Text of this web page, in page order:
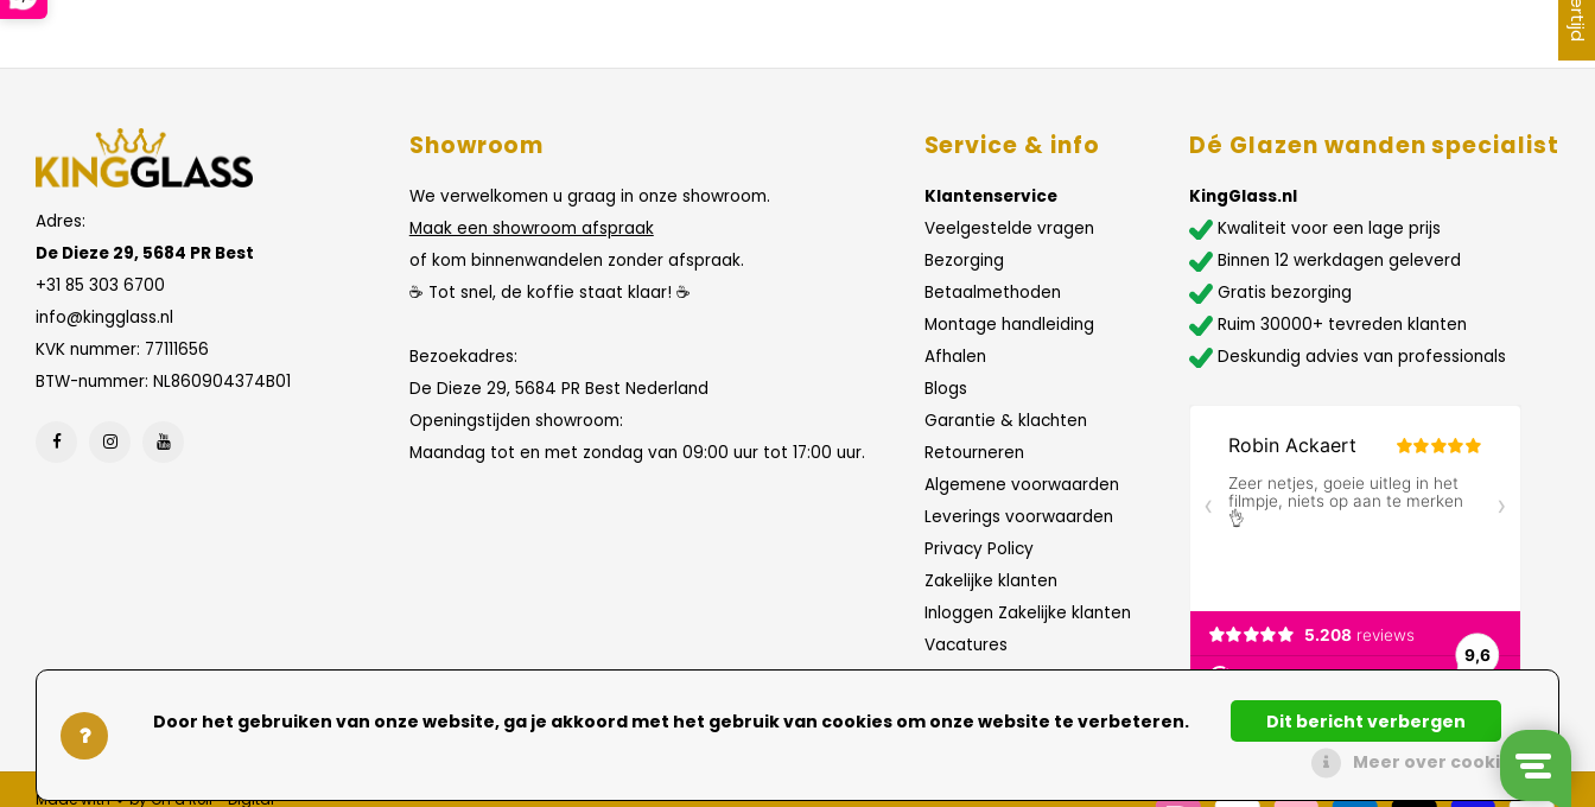
Adres:
De Dieze 29, 5684 PR Best
+31 85 303 6700
info@kingglass.nl
KVK nummer: 77111656
BTW-nummer: NL860904374B01
Showroom
We verwelkomen u graag in onze showroom.
Maak een showroom afspraak
of kom binnenwandelen zonder afspraak.
☕ Tot snel, de koffie staat klaar! ☕
Bezoekadres:
De Dieze 29, 5684 PR Best Nederland
Openingstijden showroom:
Maandag tot en met zondag van 09:00 uur tot 17:00 uur.
Service & info
Klantenservice
Veelgestelde vragen
Bezorging
Betaalmethoden
Montage handleiding
Afhalen
Blogs
Garantie & klachten
Retourneren
Algemene voorwaarden
Leverings voorwaarden
Privacy Policy
Zakelijke klanten
Inloggen Zakelijke klanten
Vacatures
Dé Glazen wanden specialist
KingGlass.nl
Kwaliteit voor een lage prijs
Binnen 12 werkdagen geleverd
Gratis bezorging
Ruim 30000+ tevreden klanten
Deskundig advies van professionals
Made with ❤ by On a Roll - Digital
Door het gebruiken van onze website, ga je akkoord met het gebruik van cookies om onze website te verbeteren.
Dit bericht verbergen
Meer over cookies »